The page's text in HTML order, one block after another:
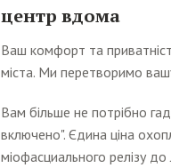
центр вдома
Ваш комфорт та
міста. Ми перетворимо
Вам більше не потрібно
включено". Єдина ціна
міофасциального релізу